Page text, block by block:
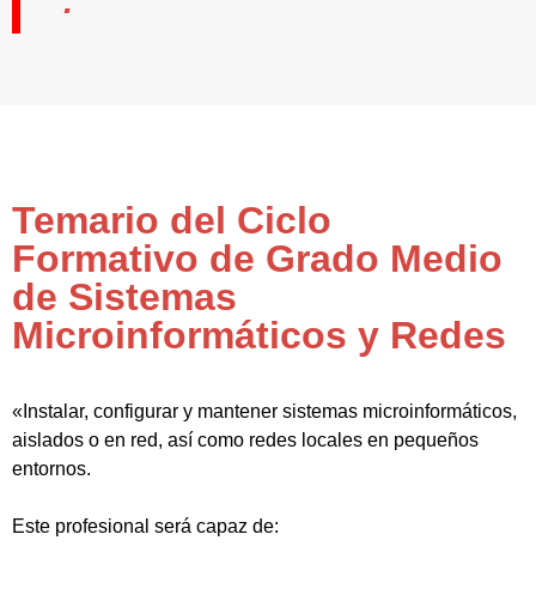
Temario del Ciclo
Formativo de Grado Medio
de Sistemas
Microinformáticos y Redes
«Instalar, configurar y mantener sistemas microinformáticos,
aislados o en red, así como redes locales en pequeños
entornos.
Este profesional será capaz de: